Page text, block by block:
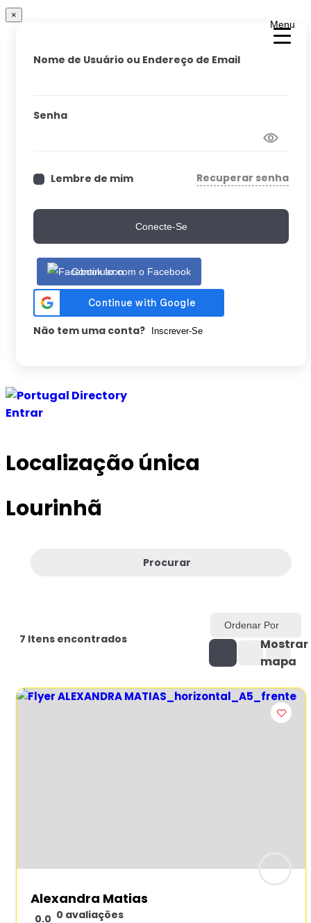
Menu
×
Nome de Usuário ou Endereço de Email
Senha
Lembre de mim Recuperar senha
Conecte-Se
Continuar com o Facebook
Não tem uma conta? Inscrever-Se
Entrar
Localização única
Lourinhã
Procurar
7 Itens encontrados
Ordenar Por
Mostrar
mapa
Alexandra Matias
0.0 0 avaliações